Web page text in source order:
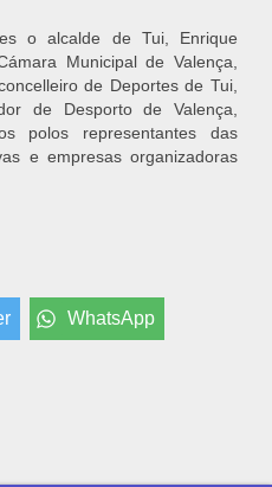
o alcalde de Tui, Enrique
Municipal de Valença,
de Deportes de Tui,
de Desporto de Valença,
polos representantes das
e empresas organizadoras
WhatsApp